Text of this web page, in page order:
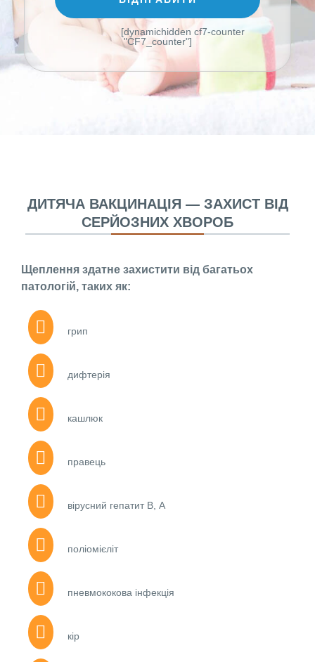
[dynamichidden cf7-counter
"CF7_counter"]
ДИТЯЧА ВАКЦИНАЦІЯ — ЗАХИСТ ВІД
СЕРЙОЗНИХ ХВОРОБ
Щеплення здатне захистити від багатьох
патологій, таких як:
грип
дифтерія
кашлюк
правець
вірусний гепатит В, А
поліомієліт
пневмококова інфекція
кір